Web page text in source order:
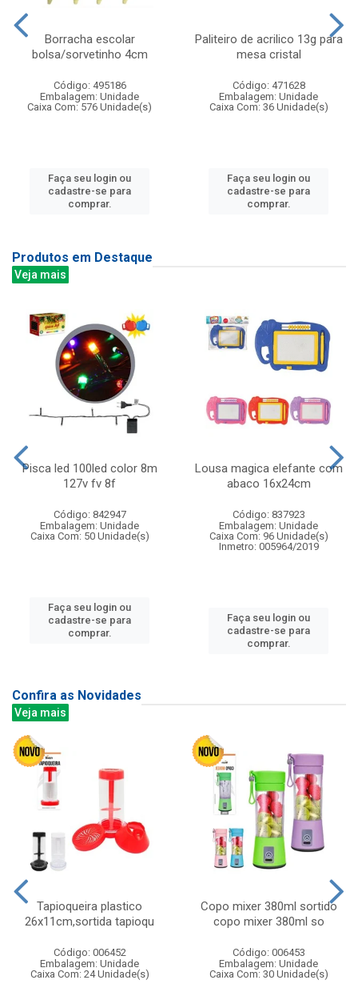
Borracha escolar
bolsa/sorvetinho 4cm
Código: 495186
Embalagem: Unidade
Caixa Com: 576 Unidade(s)
Faça seu login ou
cadastre-se para
comprar.
Paliteiro de acrilico 13g para
mesa cristal
Código: 471628
Embalagem: Unidade
Caixa Com: 36 Unidade(s)
Faça seu login ou
cadastre-se para
comprar.
Produtos em Destaque
Veja mais
Pisca led 100led color 8m
127v fv 8f
Código: 842947
Embalagem: Unidade
Caixa Com: 50 Unidade(s)
Faça seu login ou
cadastre-se para
comprar.
Lousa magica elefante com
abaco 16x24cm
Código: 837923
Embalagem: Unidade
Caixa Com: 96 Unidade(s)
Inmetro: 005964/2019
Faça seu login ou
cadastre-se para
comprar.
Confira as Novidades
Veja mais
Tapioqueira plastico
26x11cm,sortida tapioqu
Código: 006452
Embalagem: Unidade
Caixa Com: 24 Unidade(s)
Copo mixer 380ml sortido
copo mixer 380ml so
Código: 006453
Embalagem: Unidade
Caixa Com: 30 Unidade(s)